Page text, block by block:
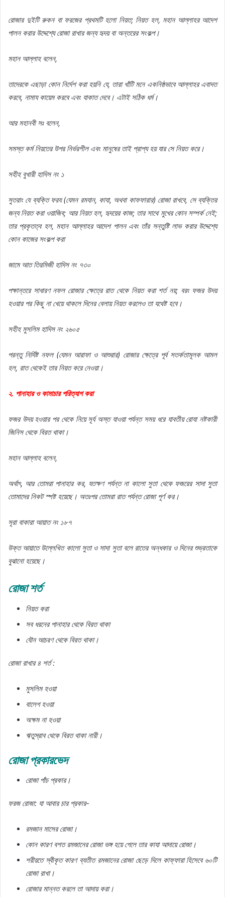
রোজার দুইটি রুকন বা ফরজের প্রথমটি হলো নিয়ত; নিয়ত হল, মহান আল্লাহর আদেশ
পালন করার উদ্দেশ্যে রোজা রাখার জন্য হৃদয় বা অন্তরের সংকল্প।
মহান আল্লাহ বলেন,
তাদেরকে এছাড়া কোন নির্দেশ করা হয়নি যে, তারা খাঁটি মনে একনিষ্ঠভাবে আল্লাহর এবাদত
করবে, নামায কায়েম করবে এবং যাকাত দেবে। এটাই সঠিক ধর্ম।
আর মহানবী সঃ বলেন,
সমস্ত কর্ম নিয়তের উপর নির্ভরশীল এবং মানুষের তাই প্রাপ্য হয় যার সে নিয়ত করে।
সহীহ বুখারী হাদিস নং ১
সুতরাং যে ব্যক্তি ফরয (যেমন রমযান, কাযা, অথবা কাফফারার) রোজা রাখবে, সে ব্যক্তির
জন্য নিয়ত করা ওয়াজিব; আর নিয়ত হল, হৃদয়ের কাজ; তার সাথে মুখের কোন সম্পর্ক নেই;
তার প্রকৃতত্ব হল, মহান আল্লাহর আদেশ পালন এবং তাঁর সন্তুষ্টি লাভ করার উদ্দেশ্যে
কোন কাজের সংকল্প করা
জামে আত তিরমিজী হাদিস নং ৭৩০
পক্ষান্তরে সাধারণ নফল রোজার ক্ষেত্রে রাত থেকে নিয়ত করা শর্ত নয়; বরং ফজর উদয়
হওয়ার পর কিছু না খেয়ে থাকলে দিনের বেলায় নিয়ত করলেও তা যথেষ্ট হবে।
সহীহ মুসলিম হাদিস নং ২৬০৫
পরন্তু নির্দিষ্ট নফল (যেমন আরাফা ও আশুরার) রোজার ক্ষেত্রে পূর্ব সতর্কতামূলক আমল
হল, রাত থেকেই তার নিয়ত করে নেওয়া।
২. পানাহার ও কামাচার পরিত্যাগ করা
ফজর উদয় হওয়ার পর থেকে নিয়ে সূর্য অস্ত যাওয়া পর্যন্ত সময় ধরে যাবতীয় রােযা নষ্টকারী
জিনিস থেকে বিরত থাকা।
মহান আল্লাহ বলেন,
অর্থাৎ, আর তোমরা পানাহার কর, যতক্ষণ পর্যন্ত না কালো সুতা থেকে ফজরের সাদা সুতা
তোমাদের নিকট স্পষ্ট হয়েছে। অতঃপর তোমরা রাত পর্যন্ত রোজা পূর্ণ কর।
সূরা বাকারা আয়াত নং ১৮৭
উক্ত আয়াতে উল্লেখিত কালো সুতা ও সাদা সুতা বলে রাতের অন্ধকার ও দিনের শুভ্রতাকে
বুঝানো হয়েছে।
রোজা শর্ত
নিয়ত করা
সব ধরনের পানাহার থেকে বিরত থাকা
যৌন আচরণ থেকে বিরত থাকা।
রোজা রাখার ৪ শর্ত :
মুসলিম হওয়া
বালেগ হওয়া
অক্ষম না হওয়া
ঋতুস্রাব থেকে বিরত থাকা নারী।
রোজা প্রকারভেদ
রোজা পাঁচ প্রকার।
ফরজ রোজা: যা আবার চার প্রকার-
রমজান মাসের রোজা।
কোন কারণ বশত রমজানের রোজা ভঙ্গ হয়ে গেলে তার কাযা আদায়ে রোজা।
শরীয়তে স্বীকৃত কারণ ব্যতীত রমজানের রোজা ছেড়ে দিলে কাফ্ফারা হিসেবে ৬০টি
রোজা রাখা।
রোজার মান্নত করলে তা আদায় করা।